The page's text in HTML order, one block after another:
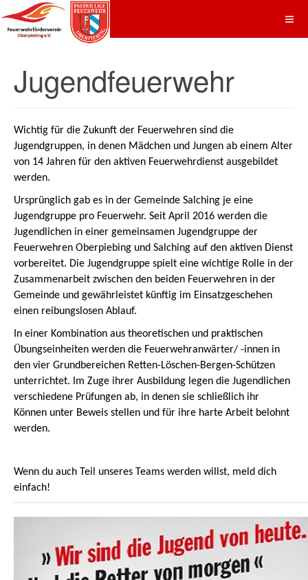
Jugendfeuerwehr
Wichtig für die Zukunft der Feuerwehren sind die
Jugendgruppen, in denen Mädchen und Jungen ab einem Alter
von 14 Jahren für den aktiven Feuerwehrdienst ausgebildet
werden.
Ursprünglich gab es in der Gemeinde Salching je eine
Jugendgruppe pro Feuerwehr. Seit April 2016 werden die
Jugendlichen in einer gemeinsamen Jugendgruppe der
Feuerwehren Oberpiebing und Salching auf den aktiven Dienst
vorbereitet. Die Jugendgruppe spielt eine wichtige Rolle in der
Zusammenarbeit zwischen den beiden Feuerwehren in der
Gemeinde und gewährleistet künftig im Einsatzgeschehen
einen reibungslosen Ablauf.
In einer Kombination aus theoretischen und praktischen
Übungseinheiten werden die Feuerwehranwärter/ -innen in
den vier Grundbereichen Retten-Löschen-Bergen-Schützen
unterrichtet. Im Zuge ihrer Ausbildung legen die Jugendlichen
verschiedene Prüfungen ab, in denen sie schließlich ihr
Können unter Beweis stellen und für ihre harte Arbeit belohnt
werden.
Wenn du auch Teil unseres Teams werden willst, meld dich
einfach!